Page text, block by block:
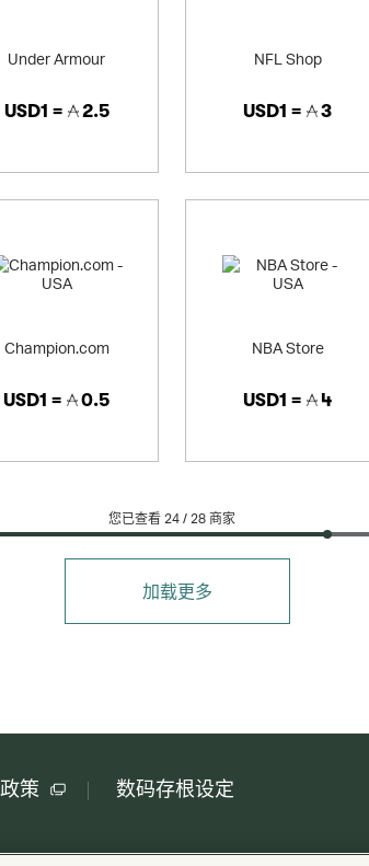
Under Armour
USD1 = 2.5
NFL Shop
USD1 = 3
Champion.com
USD1 = 0.5
NBA Store
USD1 = 4
您已查看 24 / 28 商家
加载更多
策 数码存根设定